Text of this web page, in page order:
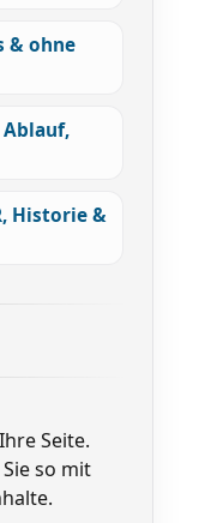
& ohne
Historie &
Seite.
so mit